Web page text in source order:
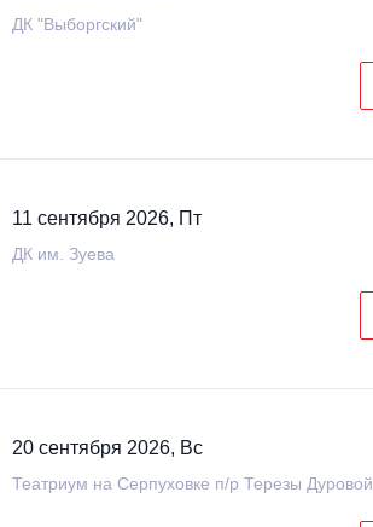
ДК "Выборгский"
11 сентября 2026, Пт
ДК им. Зуева
20 сентября 2026, Вс
Театриум на Серпуховке п/р Терезы Дуровой